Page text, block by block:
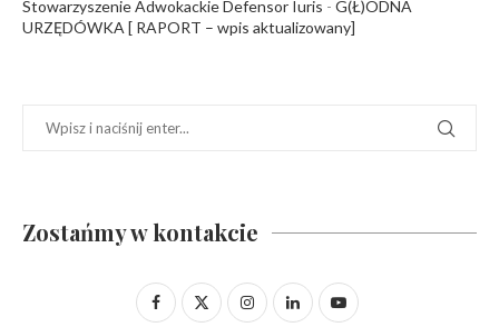
Stowarzyszenie Adwokackie Defensor Iuris - G(Ł)ODNA
URZĘDÓWKA [ RAPORT – wpis aktualizowany]
Zostańmy w kontakcie